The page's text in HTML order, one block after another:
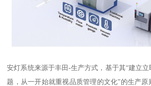
安灯系统来源于丰田-生产方式，基于其“建立
题，从一开始就重视品质管理的文化”的生产